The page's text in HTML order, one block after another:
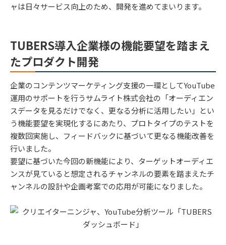
ャは日々サービス向上のため、開発を進めてまいります。
TUBERS導入企業様の機能要望を踏まえ
たプロダクト開発
企業のコンテンツマーケティング支援の一環としてYouTube
運用のサポートを行うサムライト株式会社の「オーディエン
スデータを見るだけでなく、更なる分析に活用したい」とい
う機能要望を実現化するにあたり、プロトタイプのテストを
複数回実施し、フィードバックに基づいて更なる機能改善を
行いました。
要望に基づいた今回の新機能により、ターゲットオーディエ
ンスが見ていると想定されるチャンネルの要素を踏まえたチ
ャンネルの設計や企画考案での応用が可能になりました。